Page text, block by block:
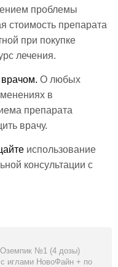
проблемы
стоимость препарата
при покупке
лечения.
О любых
в
препарата
врачу.
использование
консультации с
№1 (4 дозы)
иглами НовоФайн + по